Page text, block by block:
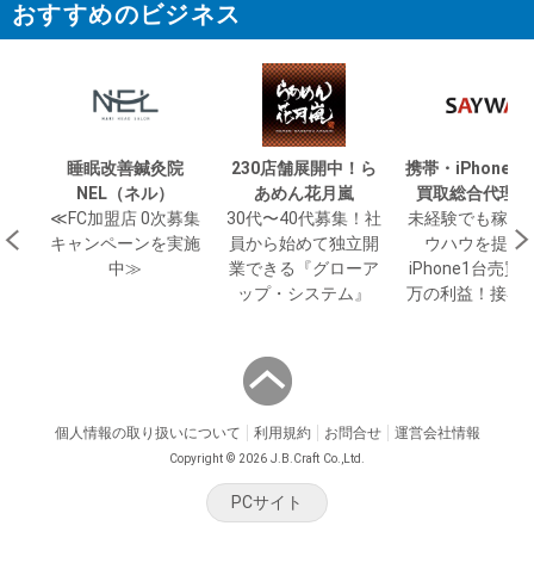
おすすめのビジネス
睡眠改善鍼灸院
NEL（ネル）
≪FC加盟店 0次募集
キャンペーンを実施
中≫
230店舗展開中！ら
あめん花月嵐
30代〜40代募集！社
員から始めて独立開
業できる『グローア
ップ・システム』
携帯・iPhone修
買取総合代理
未経験でも稼げ
ウハウを提供
iPhone1台売買
万の利益！接客
個人情報の取り扱いについて 利用規約 お問合せ 運営会社情報
Copyright © 2026 J.B.Craft Co.,Ltd.
PCサイト